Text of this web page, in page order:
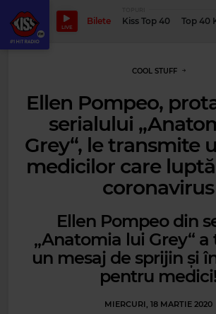
LIVE
Bilete Kiss Top 40 Top 40
COOL STUFF
Ellen Pompeo,
serialului
Grey“, le transmite
medicilor care
coronavirus
Ellen Pompeo din
„Anatomia lui Grey“ a
un mesaj de sprijin şi
pentru medici!
MIERCURI, 18 MARTIE 2020